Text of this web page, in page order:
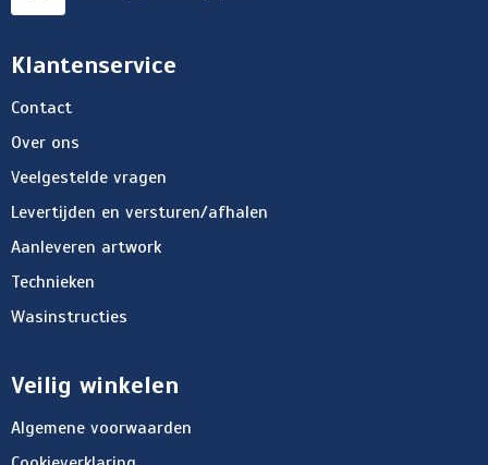
Klantenservice
Contact
Over ons
Veelgestelde vragen
Levertijden en versturen/afhalen
Aanleveren artwork
Technieken
Wasinstructies
Veilig winkelen
Algemene voorwaarden